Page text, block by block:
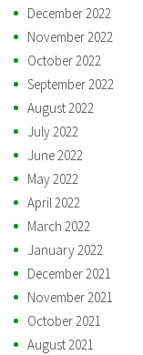
December 2022
November 2022
October 2022
September 2022
August 2022
July 2022
June 2022
May 2022
April 2022
March 2022
January 2022
December 2021
November 2021
October 2021
August 2021